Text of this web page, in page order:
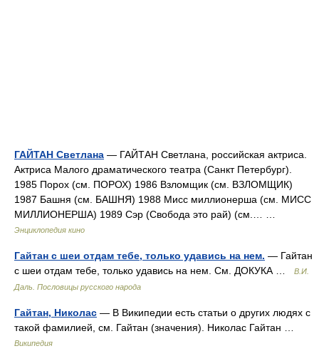
ГАЙТАН Светлана — ГАЙТАН Светлана, российская актриса.
Актриса Малого драматического театра (Санкт Петербург).
1985 Порох (см. ПОРОХ) 1986 Взломщик (см. ВЗЛОМЩИК)
1987 Башня (см. БАШНЯ) 1988 Мисс миллионерша (см. МИСС
МИЛЛИОНЕРША) 1989 Сэр (Свобода это рай) (см.… …
Энциклопедия кино
Гайтан с шеи отдам тебе, только удавись на нем. — Гайтан
с шеи отдам тебе, только удавись на нем. См. ДОКУКА …
В.И.
Даль. Пословицы русского народа
Гайтан, Николас — В Википедии есть статьи о других людях с
такой фамилией, см. Гайтан (значения). Николас Гайтан …
Википедия